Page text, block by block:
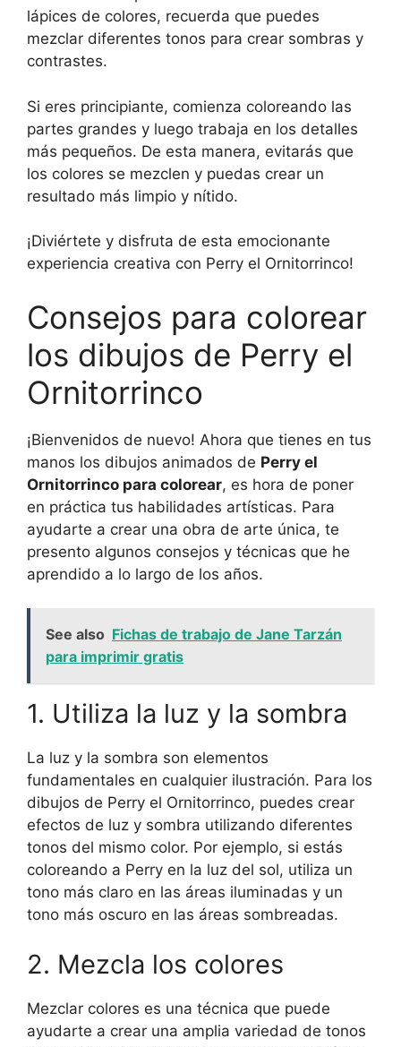
lápices de colores, recuerda que puedes
mezclar diferentes tonos para crear sombras y
contrastes.
Si eres principiante, comienza coloreando las
partes grandes y luego trabaja en los detalles
más pequeños. De esta manera, evitarás que
los colores se mezclen y puedas crear un
resultado más limpio y nítido.
¡Diviértete y disfruta de esta emocionante
experiencia creativa con Perry el Ornitorrinco!
Consejos para colorear
los dibujos de Perry el
Ornitorrinco
¡Bienvenidos de nuevo! Ahora que tienes en tus
manos los dibujos animados de Perry el
Ornitorrinco para colorear, es hora de poner
en práctica tus habilidades artísticas. Para
ayudarte a crear una obra de arte única, te
presento algunos consejos y técnicas que he
aprendido a lo largo de los años.
See also Fichas de trabajo de Jane Tarzán
para imprimir gratis
1. Utiliza la luz y la sombra
La luz y la sombra son elementos
fundamentales en cualquier ilustración. Para los
dibujos de Perry el Ornitorrinco, puedes crear
efectos de luz y sombra utilizando diferentes
tonos del mismo color. Por ejemplo, si estás
coloreando a Perry en la luz del sol, utiliza un
tono más claro en las áreas iluminadas y un
tono más oscuro en las áreas sombreadas.
2. Mezcla los colores
Mezclar colores es una técnica que puede
ayudarte a crear una amplia variedad de tonos